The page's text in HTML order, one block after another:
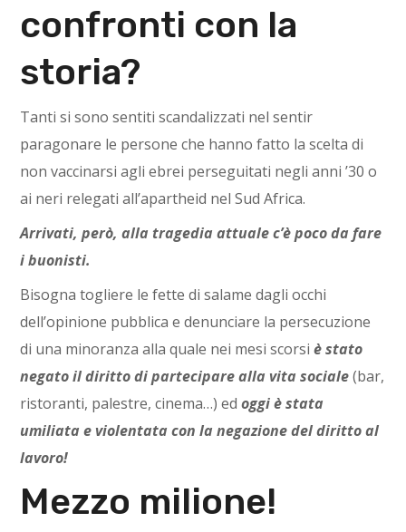
confronti con la
storia?
Tanti si sono sentiti scandalizzati nel sentir
paragonare le persone che hanno fatto la scelta di
non vaccinarsi agli ebrei perseguitati negli anni ’30 o
ai neri relegati all’apartheid nel Sud Africa.
Arrivati, però, alla tragedia attuale c’è poco da fare
i buonisti.
Bisogna togliere le fette di salame dagli occhi
dell’opinione pubblica e denunciare la persecuzione
di una minoranza alla quale nei mesi scorsiè stato
negato il diritto di partecipare alla vita sociale(bar,
ristoranti, palestre, cinema…) edoggi è stata
umiliata e violentata con la negazione del diritto al
lavoro!
Mezzo milione!